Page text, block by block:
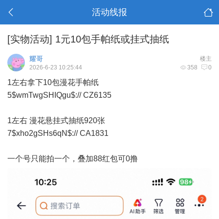
活动线报
[实物活动] 1元10包手帕纸或挂式抽纸
楼主
耀哥
358 0
2026-6-23 10:25:44
1左右拿下10包漫花手帕纸
5$wmTwgSHIQgu$:// CZ6135
1左右 漫花悬挂式抽纸920张
7$xho2gSHs6qN$:// CA1831
一个号只能拍一个，叠加88红包可0撸